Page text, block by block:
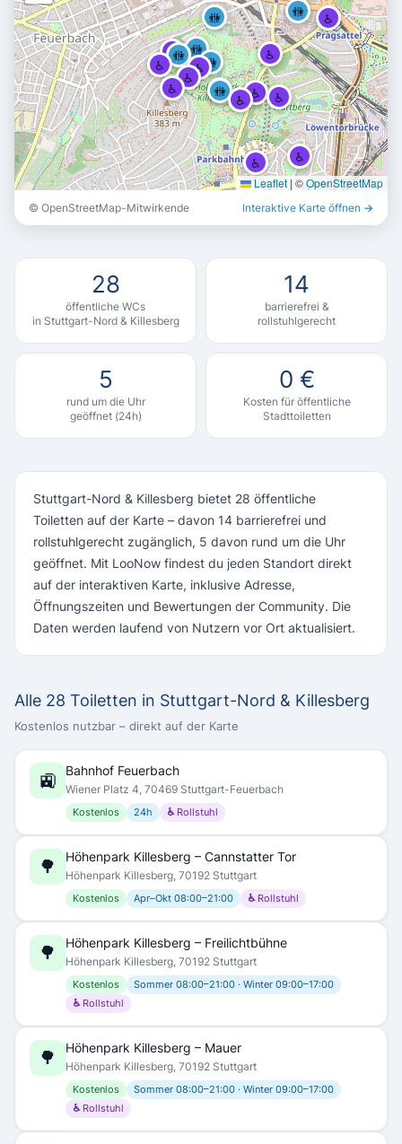
♿
♿
♿
♿
♿
🚻
🚻
♿ ♿
🚻
♿
🚻
🚻
🚻 ♿
♿
♿
🚻
♿
Leaflet | ©OpenStreetMap
© OpenStreetMap-Mitwirkende Interaktive Karte öffnen →
28
öffentliche WCs
in Stuttgart-Nord & Killesberg
14
barrierefrei &
rollstuhlgerecht
5
rund um die Uhr
geöffnet (24h)
0 €
Kosten für öffentliche
Stadttoiletten
Stuttgart-Nord & Killesberg bietet 28 öffentliche
Toiletten auf der Karte – davon 14 barrierefrei und
rollstuhlgerecht zugänglich, 5 davon rund um die Uhr
geöffnet. Mit LooNow findest du jeden Standort direkt
auf der interaktiven Karte, inklusive Adresse,
Öffnungszeiten und Bewertungen der Community. Die
Daten werden laufend von Nutzern vor Ort aktualisiert.
Alle 28 Toiletten in Stuttgart-Nord & Killesberg
Kostenlos nutzbar – direkt auf der Karte
🚉 Bahnhof Feuerbach
Wiener Platz 4, 70469 Stuttgart-Feuerbach
Kostenlos 24h ♿ Rollstuhl
🌳 Höhenpark Killesberg – Cannstatter Tor
Höhenpark Killesberg, 70192 Stuttgart
Kostenlos Apr–Okt 08:00–21:00 ♿ Rollstuhl
🌳 Höhenpark Killesberg – Freilichtbühne
Höhenpark Killesberg, 70192 Stuttgart
Kostenlos
Sommer 08:00–21:00 · Winter 09:00–17:00
♿ Rollstuhl
🌳 Höhenpark Killesberg – Mauer
Höhenpark Killesberg, 70192 Stuttgart
Kostenlos
Sommer 08:00–21:00 · Winter 09:00–17:00
♿ Rollstuhl